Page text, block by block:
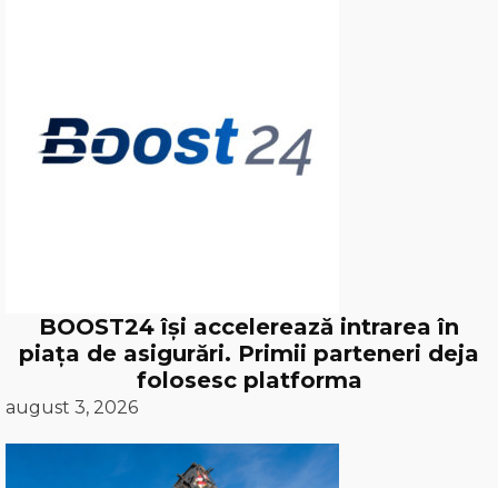
BOOST24 își accelerează intrarea în
piața de asigurări. Primii parteneri deja
folosesc platforma
august 3, 2026